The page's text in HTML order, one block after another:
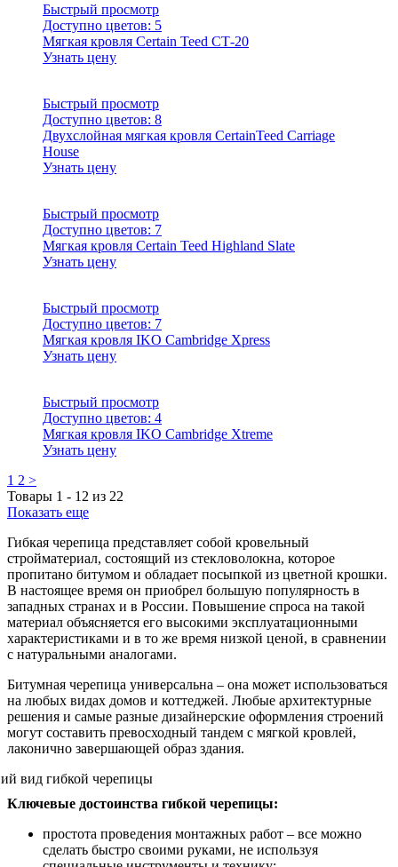
Быстрый просмотр
Доступно цветов: 5
Мягкая кровля Certain Teed СТ-20
Узнать цену
Быстрый просмотр
Доступно цветов: 8
Двухслойная мягкая кровля CertainTeed Carriage
House
Узнать цену
Быстрый просмотр
Доступно цветов: 7
Мягкая кровля Certain Teed Highland Slate
Узнать цену
Быстрый просмотр
Доступно цветов: 7
Мягкая кровля IKO Cambridge Xpress
Узнать цену
Быстрый просмотр
Доступно цветов: 4
Мягкая кровля IKO Cambridge Xtreme
Узнать цену
1 2 >
Товары 1 - 12 из 22
Показать еще
Гибкая черепица представляет собой кровельный
стройматериал, состоящий из стекловолокна, которое
пропитано битумом и обладает посыпкой из цветной крошки.
В настоящее время он приобрел большую популярность в
западных странах и в России. Повышение спроса на такой
материал объясняется его высокими эксплуатационными
характеристиками и в то же время низкой ценой, в сравнении
с натуральными аналогами.
Битумная черепица универсальна – она может использоваться
на любых видах домов и коттеджей. Любые архитектурные
решения и самые разные дизайнерские оформления строений
могут составить превосходный тандем с мягкой кровлей,
лаконично завершающей образ здания.
Ключевые достоинства гибкой черепицы:
простота проведения монтажных работ – все можно
сделать быстро своими руками, не используя